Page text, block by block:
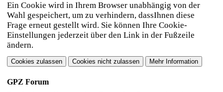
Ein Cookie wird in Ihrem Browser unabhängig von der
Wahl gespeichert, um zu verhindern, dassIhnen diese
Frage erneut gestellt wird. Sie können Ihre Cookie-
Einstellungen jederzeit über den Link in der Fußzeile
ändern.
GPZ Forum